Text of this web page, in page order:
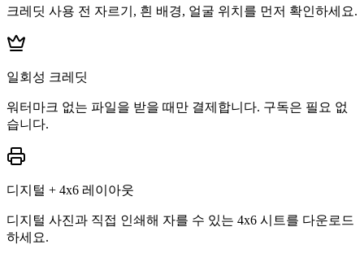
크레딧 사용 전 자르기, 흰 배경, 얼굴 위치를 먼저 확인하세요.
일회성 크레딧
워터마크 없는 파일을 받을 때만 결제합니다. 구독은 필요 없
습니다.
디지털 + 4x6 레이아웃
디지털 사진과 직접 인쇄해 자를 수 있는 4x6 시트를 다운로드
하세요.